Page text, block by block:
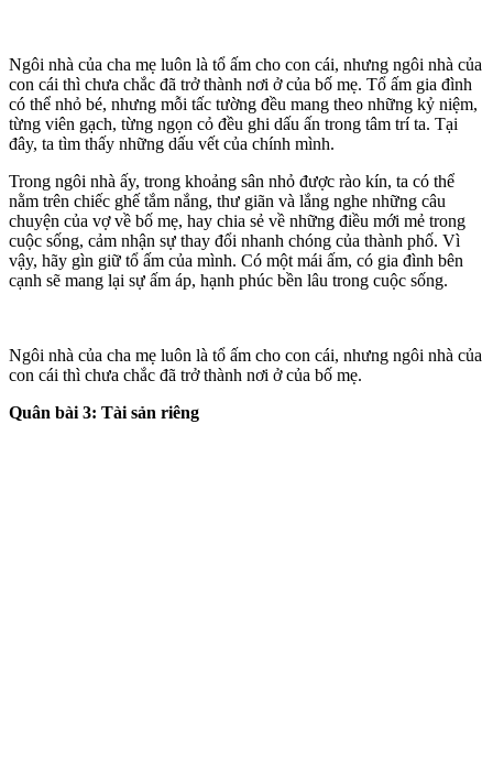
Ngôi nhà của cha mẹ luôn là tổ ấm cho con cái, nhưng ngôi nhà của
con cái thì chưa chắc đã trở thành nơi ở của bố mẹ. Tổ ấm gia đình
có thể nhỏ bé, nhưng mỗi tấc tường đều mang theo những kỷ niệm,
từng viên gạch, từng ngọn cỏ đều ghi dấu ấn trong tâm trí ta. Tại
đây, ta tìm thấy những dấu vết của chính mình.
Trong ngôi nhà ấy, trong khoảng sân nhỏ được rào kín, ta có thể
nằm trên chiếc ghế tắm nắng, thư giãn và lắng nghe những câu
chuyện của vợ về bố mẹ, hay chia sẻ về những điều mới mẻ trong
cuộc sống, cảm nhận sự thay đổi nhanh chóng của thành phố. Vì
vậy, hãy gìn giữ tổ ấm của mình. Có một mái ấm, có gia đình bên
cạnh sẽ mang lại sự ấm áp, hạnh phúc bền lâu trong cuộc sống.
Ngôi nhà của cha mẹ luôn là tổ ấm cho con cái, nhưng ngôi nhà của
con cái thì chưa chắc đã trở thành nơi ở của bố mẹ.
Quân bài 3: Tài sản riêng